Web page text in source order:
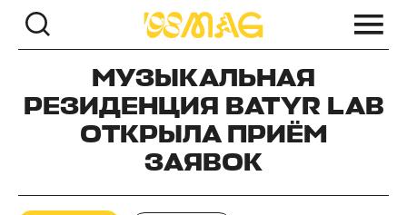
МУЗЫКАЛЬНАЯ
РЕЗИДЕНЦИЯ BATYR LAB
ОТКРЫЛА ПРИЁМ
ЗАЯВОК